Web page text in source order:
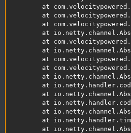
at
at
at
at
at
at
at
at
at
at
at
at
at
at
at